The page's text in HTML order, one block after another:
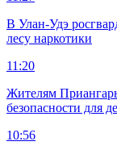
В Улан-Удэ
лесу наркотики
11:20
Жителям
безопасности для
10:56